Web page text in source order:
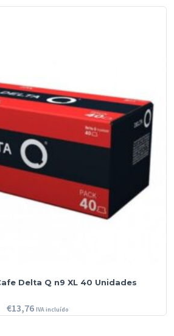
Delta Q n9 XL 40 Unidades
€13,76 IVA incluído